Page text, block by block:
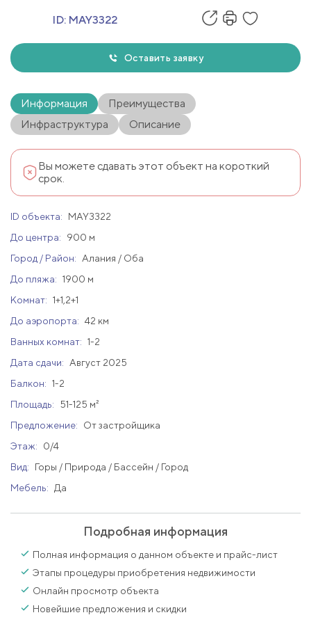
ID: MAY3322
Оставить заявку
Информация
Преимущества
Инфраструктура
Описание
Вы можете сдавать этот объект на короткий
срок.
ID объекта:
MAY3322
До центра:
900 м
Город / Район:
Алания / Оба
До пляжа: 1900 м
Комнат: 1+1,2+1
До аэропорта: 42 км
Ванных комнат: 1-2
Дата сдачи:
Август 2025
Балкон: 1-2
Площадь:
51-125 м²
Предложение:
От застройщика
Этаж:
0/4
Вид:
Горы / Природа / Бассейн / Город
Мебель:
Да
Подробная информация
Полная информация о данном объекте и прайс-лист
Этапы процедуры приобретения недвижимости
Онлайн просмотр объекта
Новейшие предложения и скидки